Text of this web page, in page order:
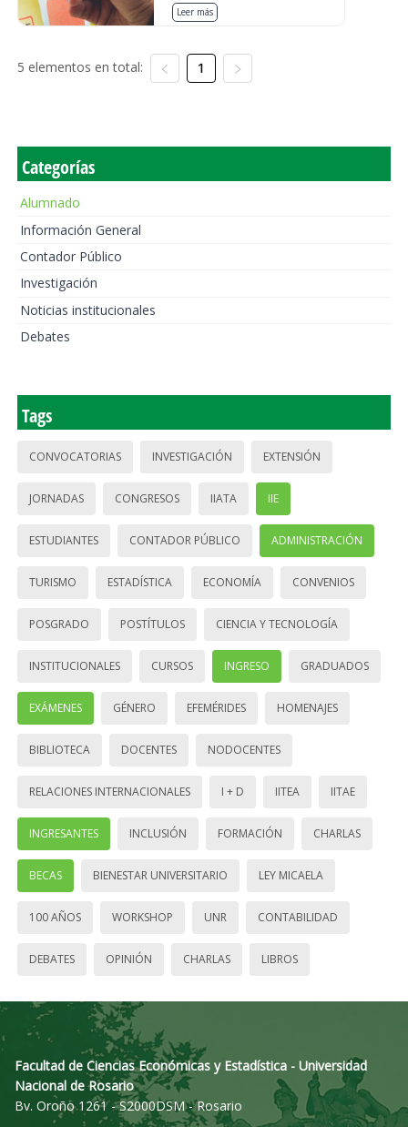
Leer más
5 elementos en total: 1
Categorías
Alumnado
Información General
Contador Público
Investigación
Noticias institucionales
Debates
Tags
CONVOCATORIAS INVESTIGACIÓN EXTENSIÓN
JORNADAS CONGRESOS IIATA IIE
ESTUDIANTES CONTADOR PÚBLICO ADMINISTRACIÓN
TURISMO ESTADÍSTICA ECONOMÍA CONVENIOS
POSGRADO POSTÍTULOS CIENCIA Y TECNOLOGÍA
INSTITUCIONALES CURSOS INGRESO GRADUADOS
EXÁMENES GÉNERO EFEMÉRIDES HOMENAJES
BIBLIOTECA DOCENTES NODOCENTES
RELACIONES INTERNACIONALES I + D IITEA IITAE
INGRESANTES INCLUSIÓN FORMACIÓN CHARLAS
BECAS BIENESTAR UNIVERSITARIO LEY MICAELA
100 AÑOS WORKSHOP UNR CONTABILIDAD
DEBATES OPINIÓN CHARLAS LIBROS
Facultad de Ciencias Económicas y Estadística - Universidad
Nacional de Rosario
Bv. Oroño 1261 - S2000DSM - Rosario